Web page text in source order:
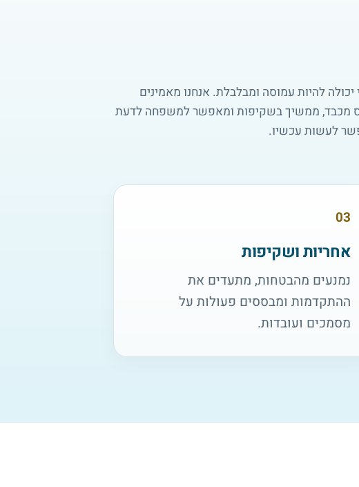
להיות עמוסה ומבלבלת. אנחנו מאמינים
מכבד, ממשיך בשקיפות ומאפשר למשפחה לדעת
לעשות עכשיו.
03
אחריות ושקיפות
נמנעים מהבטחות, מתעדים את
ההתקדמות ומבססים פעולות על
מסמכים ועובדות.